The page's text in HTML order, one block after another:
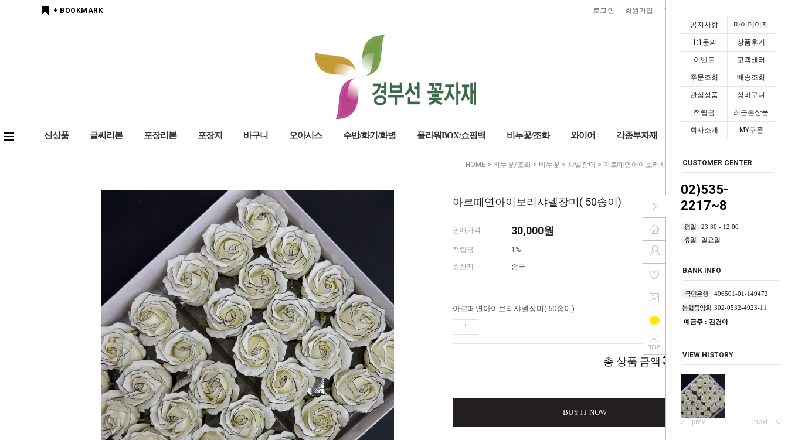
공지사항 마이페이지
1:1문의 상품후기
이벤트 고객센터
주문조회 배송조회
관심상품 장바구니
적립금 최근본상품
회사소개 MY쿠폰
CUSTOMER CENTER
02)535-
2217~8
평일
23:30 - 12:00
휴일
일요일
BANK INFO
국민은행
496501-01-149472
농협중앙회 302-0532-4923-11
예금주 : 김경아
VIEW HISTORY
prev next
+ BOOKMARK 로그인 회원가입 장바구니
신상품 글씨리본 포장리본 포장지 바구니 오아시스 수반/화기/화병 플라워BOX/쇼핑백 비누꽃/조화 와이어 각종부자재
HOME > 비누꽃/조화 > 비누꽃 > 샤넬장미 > 아르떼연아이보리샤넬장미( 50송이)
아르떼연아이보리샤넬장미( 50송이)
판매가격 30,000원
적립금 1%
원산지 중국
아르떼연아이보리샤넬장미( 50송이)
30,000 원
총 상품 금액 30,000원
BUY IT NOW